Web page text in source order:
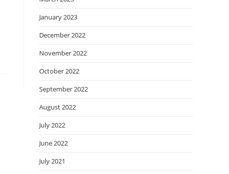
January 2023
December 2022
November 2022
October 2022
September 2022
August 2022
July 2022
June 2022
July 2021